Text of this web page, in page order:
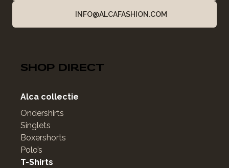
INFO@ALCAFASHION.COM
SHOP DIRECT
Alca collectie
Ondershirts
Singlets
Boxershorts
Polo’s
T-Shirts